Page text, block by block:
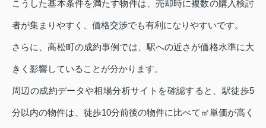
こうした基本条件を満たす物件は、売却時に複数の購入検討
者が集まりやすく、価格交渉でも有利になりやすいです。
さらに、高松町の成約事例では、駅への近さが価格水準に大
きく影響していることが分かります。
周辺の成約データや相場分析サイトを確認すると、駅徒歩5
分以内の物件は、徒歩10分前後の物件に比べて㎡単価が高く